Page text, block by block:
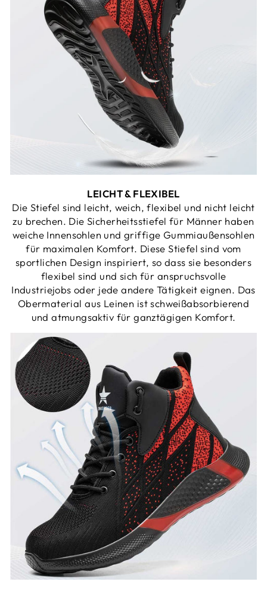
LEICHT & FLEXIBEL
Die Stiefel sind leicht, weich, flexibel und nicht leicht
zu brechen. Die Sicherheitsstiefel für Männer haben
weiche Innensohlen und griffige Gummiaußensohlen
für maximalen Komfort. Diese Stiefel sind vom
sportlichen Design inspiriert, so dass sie besonders
flexibel sind und sich für anspruchsvolle
Industriejobs oder jede andere Tätigkeit eignen. Das
Obermaterial aus Leinen ist schweißabsorbierend
und atmungsaktiv für ganztägigen Komfort.